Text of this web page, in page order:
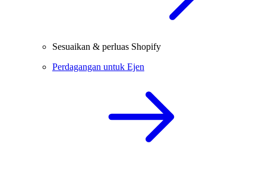
Sesuaikan & perluas Shopify
Perdagangan untuk Ejen